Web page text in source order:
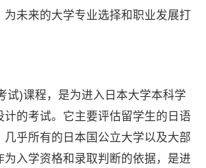
为未来的大学专业选择和职业发展打
试)课程，是为进入日本大学本科学
计的考试。它主要评估留学生的日语
几乎所有的日本国公立大学以及大部
为入学资格和录取判断的依据，是进